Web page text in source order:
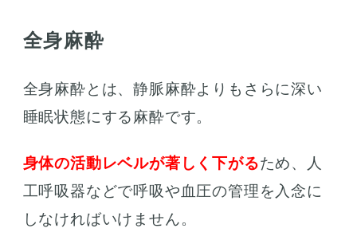
全身麻酔
全身麻酔とは、静脈麻酔よりもさらに深い
睡眠状態にする麻酔です。
身体の活動レベルが著しく下がるため、人
工呼吸器などで呼吸や血圧の管理を入念に
しなければいけません。